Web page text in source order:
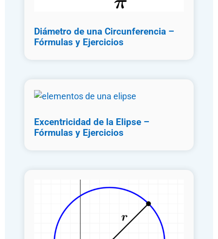
Diámetro de una Circunferencia –
Fórmulas y Ejercicios
Excentricidad de la Elipse –
Fórmulas y Ejercicios